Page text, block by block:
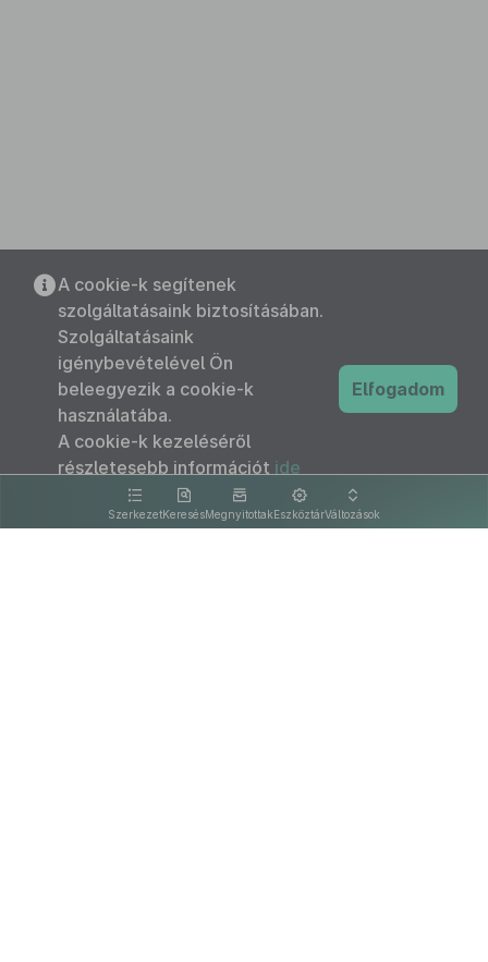
SzerkezetKeresésMegnyitottakEszköztárVáltozások
A cookie-k segítenek
szolgáltatásaink biztosításában.
Szolgáltatásaink
igénybevételével Ön
beleegyezik a cookie-k
használatába.
A cookie-k kezeléséről
részletesebb információt ide
kattintva olvashat.
Elfogadom